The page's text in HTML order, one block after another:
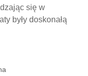
się w
były doskonałą